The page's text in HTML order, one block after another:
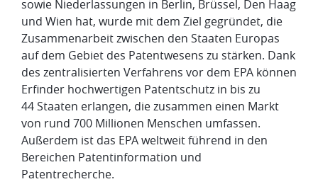
sowie Niederlassungen in Berlin, Brüssel, Den Haag
und Wien hat, wurde mit dem Ziel gegründet, die
Zusammenarbeit zwischen den Staaten Europas
auf dem Gebiet des Patentwesens zu stärken. Dank
des zentralisierten Verfahrens vor dem EPA können
Erfinder hochwertigen Patentschutz in bis zu
44 Staaten erlangen, die zusammen einen Markt
von rund 700 Millionen Menschen umfassen.
Außerdem ist das EPA weltweit führend in den
Bereichen Patentinformation und
Patentrecherche.